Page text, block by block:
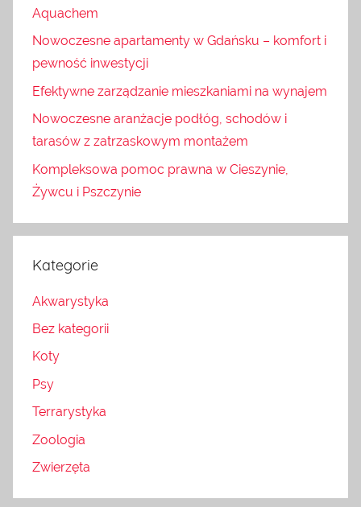
Aquachem
Nowoczesne apartamenty w Gdańsku – komfort i
pewność inwestycji
Efektywne zarządzanie mieszkaniami na wynajem
Nowoczesne aranżacje podłóg, schodów i
tarasów z zatrzaskowym montażem
Kompleksowa pomoc prawna w Cieszynie,
Żywcu i Pszczynie
Kategorie
Akwarystyka
Bez kategorii
Koty
Psy
Terrarystyka
Zoologia
Zwierzęta